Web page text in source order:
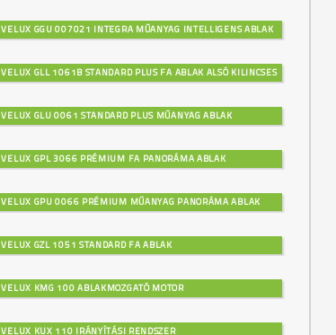
VELUX GGU 007021 INTEGRA MŰANYAG INTELLIGENS ABLAK
VELUX GLL 1061B STANDARD PLUS FA ABLAK ALSÓ KILINCSES
VELUX GLU 0061 STANDARD PLUS MŰANYAG ABLAK
VELUX GPL 3066 PRÉMIUM FA PANORÁMA ABLAK
VELUX GPU 0066 PRÉMIUM MŰANYAG PANORÁMA ABLAK
VELUX GZL 1051 STANDARD FA ABLAK
VELUX KMG 100 ABLAKMOZGATÓ MOTOR
VELUX KUX 110 IRÁNYÍTÁSI RENDSZER